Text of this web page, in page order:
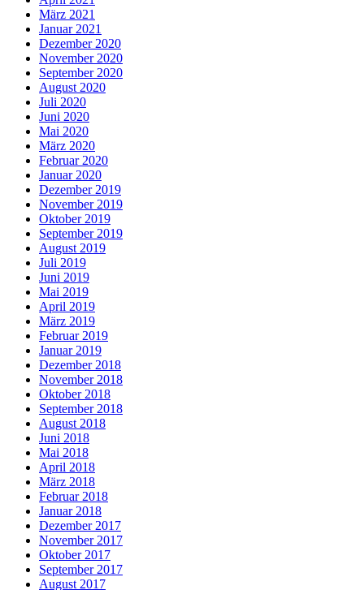
März 2021
Januar 2021
Dezember 2020
November 2020
September 2020
August 2020
Juli 2020
Juni 2020
Mai 2020
März 2020
Februar 2020
Januar 2020
Dezember 2019
November 2019
Oktober 2019
September 2019
August 2019
Juli 2019
Juni 2019
Mai 2019
April 2019
März 2019
Februar 2019
Januar 2019
Dezember 2018
November 2018
Oktober 2018
September 2018
August 2018
Juni 2018
Mai 2018
April 2018
März 2018
Februar 2018
Januar 2018
Dezember 2017
November 2017
Oktober 2017
September 2017
August 2017